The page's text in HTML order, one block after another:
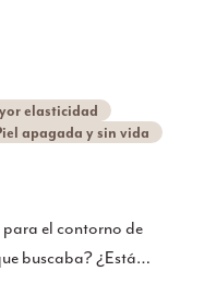
elasticidad
apagada y sin vida
el contorno de
buscaba? ¿Está